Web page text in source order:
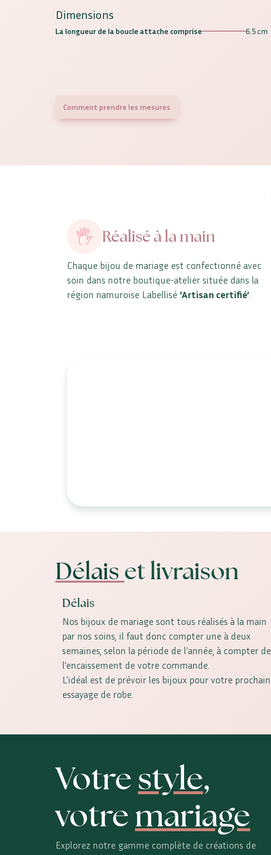
Dimensions
La longueur de la boucle attache comprise 6.5 cm
Comment prendre les mesures
Réalisé à la main
Chaque bijou de mariage est confectionné avec
soin dans notre boutique-atelier située dans la
région namuroise Labellisé ‘Artisan certifié’
Délais et livraison
Délais
Nos bijoux de mariage sont tous réalisés à la main
par nos soins, il faut donc compter une à deux
semaines, selon la période de l’année, à compter de
l’encaissement de votre commande.
L'idéal est de prévoir les bijoux pour votre prochain
essayage de robe.
Votrestyle,
votremariage
Explorez notre gamme complète de créations de